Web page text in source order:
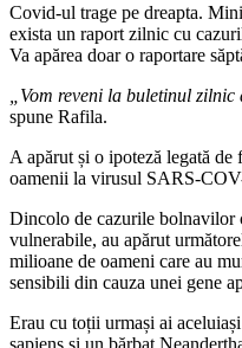
Covid-ul trage pe dreapta.
exista un raport zilnic cu
Va apărea doar o raportare
„Vom reveni la buletinul
spune Rafila.
A apărut și o ipoteză legată
oamenii la virusul SARS-
Dincolo de cazurile bolnavilor
vulnerabile, au apărut
milioane de oameni care au
sensibili din cauza unei gene
Erau cu toții urmași ai
sapiens și un bărbat